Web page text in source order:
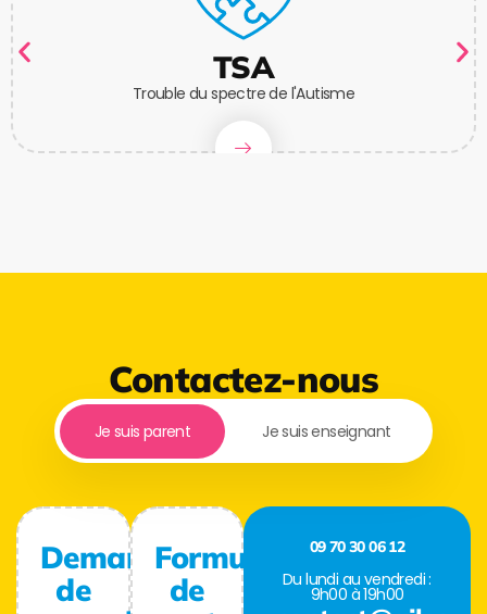
TSA
Trouble du spectre de l'Autisme
Contactez-nous
Je suis parent Je suis enseignant
Demande
de
Formulaire
de
09 70 30 06 12
Du lundi au vendredi :
9h00 à 19h00